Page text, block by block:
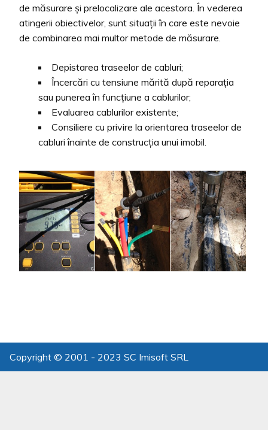
de măsurare și prelocalizare ale acestora. În vederea
atingerii obiectivelor, sunt situații în care este nevoie
de combinarea mai multor metode de măsurare.
Depistarea traseelor de cabluri;
Încercări cu tensiune mărită după reparația
sau punerea în funcțiune a cablurilor;
Evaluarea cablurilor existente;
Consiliere cu privire la orientarea traseelor de
cabluri înainte de construcția unui imobil.
Copyright © 2001 - 2023 SC Imisoft SRL